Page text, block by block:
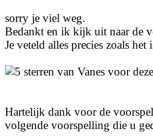
sorry je viel weg.
Bedankt en ik kijk uit naar de
Je veteld alles precies zoals
Hartelijk dank voor de
volgende voorspelling die u